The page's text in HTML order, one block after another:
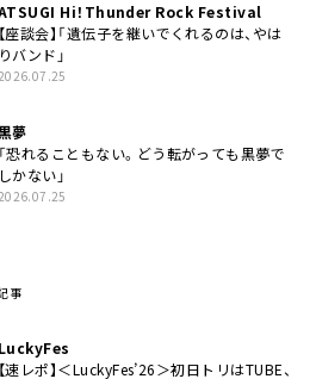
Hi！Thunder Rock Festival
【座談会】「遺伝子を継いでくれるのは、やは
りバンド」
夢
「恐れることもない。どう転がっても黒夢で
しかない」
事
LuckyFes
【速レポ】＜LuckyFes’26＞初日トリはTUBE、